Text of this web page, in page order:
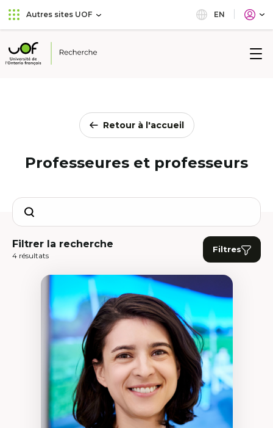
Aller
au
principal
Passer
au
Autres sites UOF EN
Université
Retour à l'accueil
Professeures et professeurs
Search
Filtrer la recherche
4 résultats
Filtres